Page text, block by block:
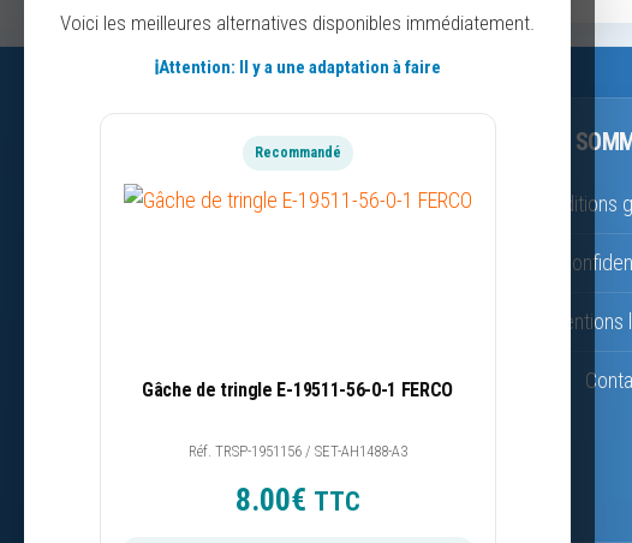
Voici les meilleures alternatives disponibles immédiatement.
ℹ️Attention: Il y a une adaptation à faire
Recommandé
Gâche de tringle E-19511-56-0-1 FERCO
Réf. TRSP-1951156 / SET-AH1488-A3
8.00€ TTC
BESOIN D’AIDE
Mandat administratif
Demander un devis
QUI
Conditions